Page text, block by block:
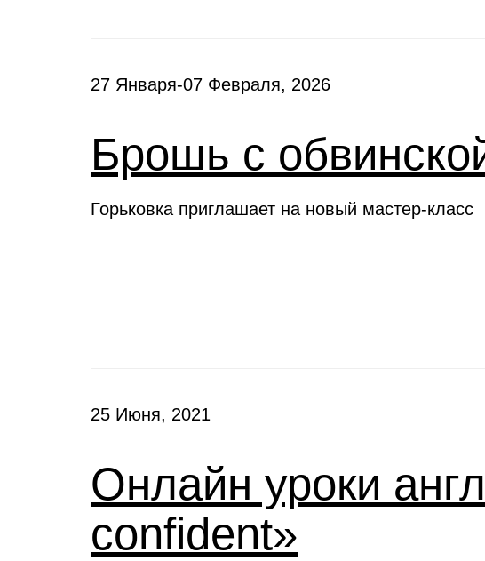
27 Января-07 Февраля, 2026
Брошь с
Горьковка приглашает на новый мастер-класс
25 Июня, 2021
Онлайн уроки
confident»